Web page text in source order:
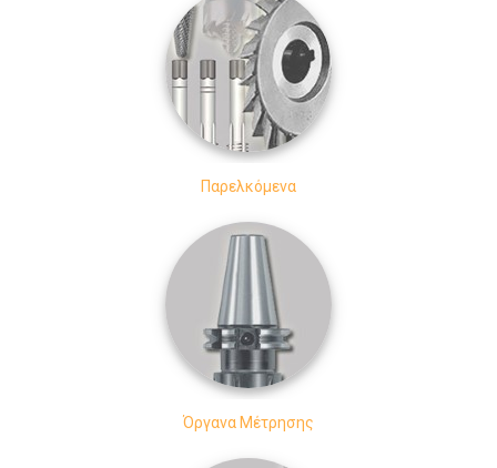
Παρελκόμενα
Όργανα Μέτρησης